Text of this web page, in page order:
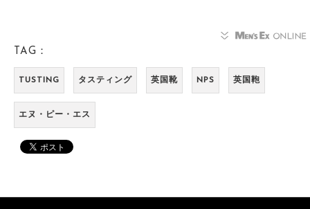
TAG：
TUSTING タスティング 英国靴 NPS 英国鞄
エヌ・ピー・エス